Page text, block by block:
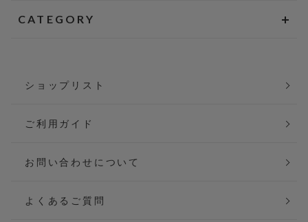
CATEGORY
ショップリスト
ご利用ガイド
お問い合わせについて
よくあるご質問